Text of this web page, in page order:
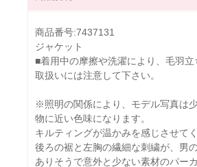
商品番号:7437131
ジャケット
■着用中の摩擦や洗濯により、毛羽
取扱いには注意して下さい。
※照明の関係により、モデル写真は
物に近い色味になります。
キルティングが温かみを感じさせて
後ろの裾と左胸の繊細な刺繍が、男
ありそうで意外と少ない素材のパー